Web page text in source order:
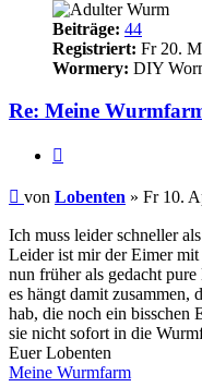
Beiträge: 44
Registriert: Fr 20.
Wormery: DIY
Re: Meine
Beitrag
von Lobenten » Fr 10.
Ich muss leider schneller
Leider ist mir der Eimer
nun früher als gedacht
es hängt damit zusammen,
hab, die noch ein bisschen
sie nicht sofort in die
Euer Lobenten
Meine Wurmfarm